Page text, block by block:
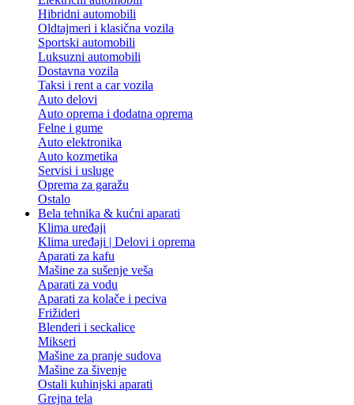
Hibridni automobili
Oldtajmeri i klasična vozila
Sportski automobili
Luksuzni automobili
Dostavna vozila
Taksi i rent a car vozila
Auto delovi
Auto oprema i dodatna oprema
Felne i gume
Auto elektronika
Auto kozmetika
Servisi i usluge
Oprema za garažu
Ostalo
Bela tehnika & kućni aparati
Klima uređaji
Klima uređaji | Delovi i oprema
Aparati za kafu
Mašine za sušenje veša
Aparati za vodu
Aparati za kolače i peciva
Frižideri
Blenderi i seckalice
Mikseri
Mašine za pranje sudova
Mašine za šivenje
Ostali kuhinjski aparati
Grejna tela